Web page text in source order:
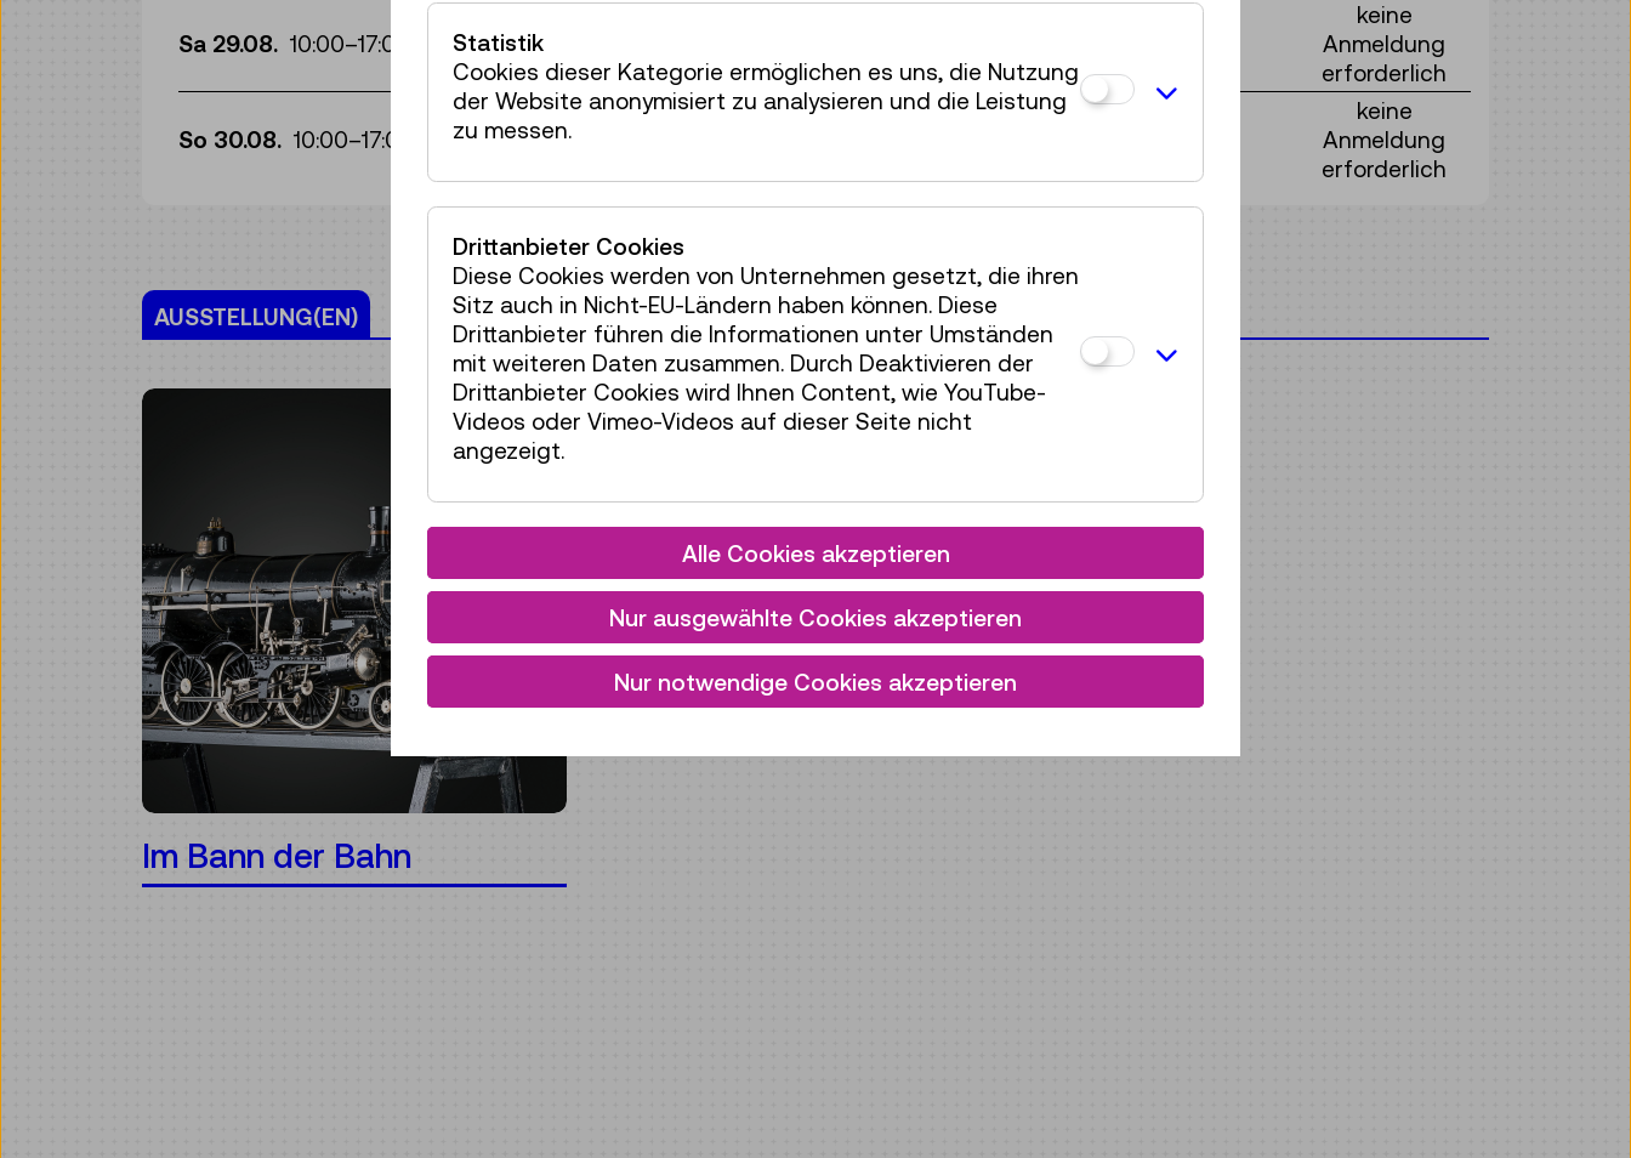
Sa 29.08. 10:00–17:00
keine
Anmeldung
erforderlich
So 30.08. 10:00–17:00
Führung / Aktion
keine
Anmeldung
erforderlich
AUSSTELLUNG(EN)
Im Bann der Bahn
Statistik
Cookies dieser Kategorie ermöglichen es uns, die Nutzung
der Website anonymisiert zu analysieren und die Leistung
zu messen.
Drittanbieter Cookies
Diese Cookies werden von Unternehmen gesetzt, die ihren
Sitz auch in Nicht-EU-Ländern haben können. Diese
Drittanbieter führen die Informationen unter Umständen
mit weiteren Daten zusammen. Durch Deaktivieren der
Drittanbieter Cookies wird Ihnen Content, wie YouTube-
Videos oder Vimeo-Videos auf dieser Seite nicht
angezeigt.
Alle Cookies akzeptieren
Nur ausgewählte Cookies akzeptieren
Nur notwendige Cookies akzeptieren